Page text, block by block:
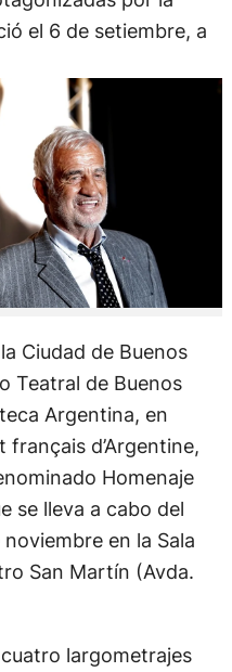
el 6 de setiembre, a
Ciudad de Buenos
Teatral de Buenos
Argentina, en
d’Argentine,
Homenaje
se lleva a cabo del
en la Sala
San Martín (Avda.
largometrajes